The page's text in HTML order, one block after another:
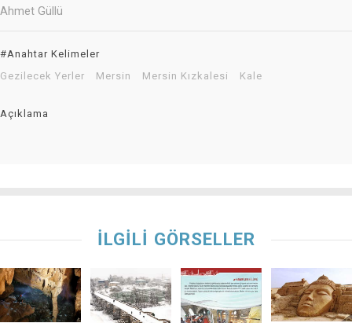
Ahmet Güllü
#Anahtar Kelimeler
Gezilecek Yerler
Mersin Mersin Kızkalesi Kale
Açıklama
İLGİLİ GÖRSELLER